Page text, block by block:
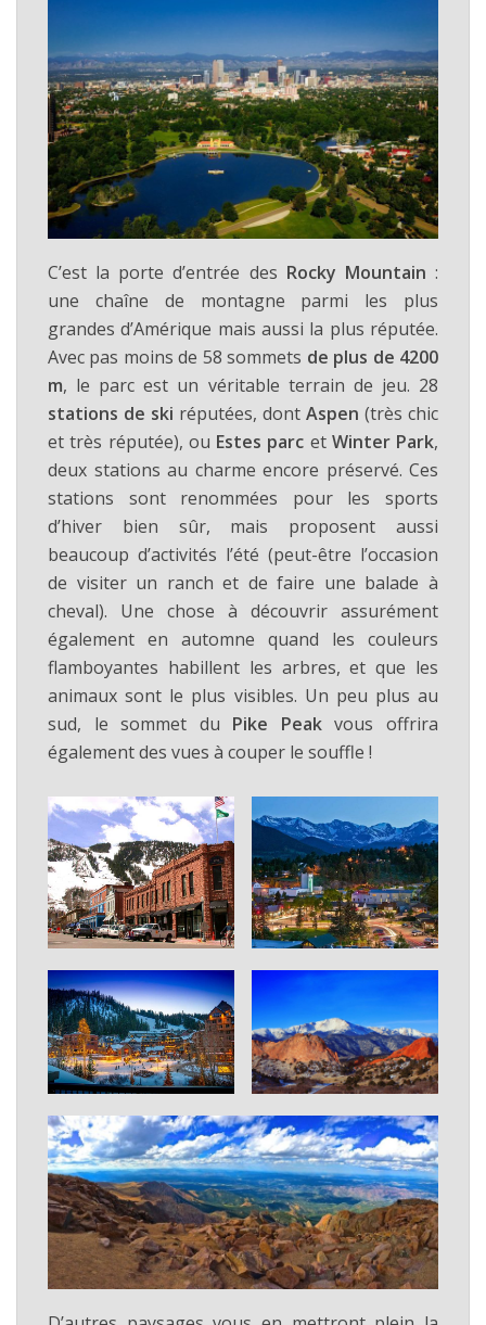
C’est la porte d’entrée des Rocky Mountain :
une chaîne de montagne parmi les plus
grandes d’Amérique mais aussi la plus réputée.
Avec pas moins de 58 sommets de plus de 4200
m, le parc est un véritable terrain de jeu. 28
stations de ski réputées, dont Aspen (très chic
et très réputée), ou Estes parc et Winter Park,
deux stations au charme encore préservé. Ces
stations sont renommées pour les sports
d’hiver bien sûr, mais proposent aussi
beaucoup d’activités l’été (peut-être l’occasion
de visiter un ranch et de faire une balade à
cheval). Une chose à découvrir assurément
également en automne quand les couleurs
flamboyantes habillent les arbres, et que les
animaux sont le plus visibles. Un peu plus au
sud, le sommet du Pike Peakvous offrira
également des vues à couper le souffle !